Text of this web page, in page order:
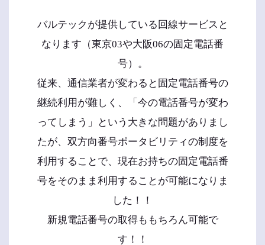
バルテックが提供している回線サービスと
なります（東京03や大阪06の固定電話番
号）。
従来、通信業者が変わると固定電話番号の
継続利用が難しく、「今の電話番号が変わ
ってしまう」という大きな問題がありまし
たが、双方向番号ポータビリティの制度を
利用することで、現在お持ちの固定電話番
号をそのまま利用することが可能になりま
した！！
新規電話番号の取得ももちろん可能で
す！！